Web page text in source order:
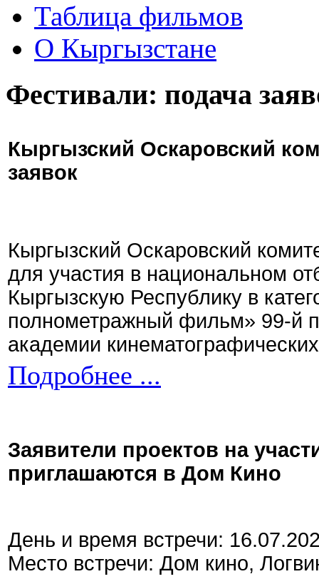
Таблица фильмов
О Кыргызстане
Фестивали: подача
Кыргызский Оскаровский
заявок
Кыргызский Оскаровский
для участия в национальном
Кыргызскую Республику в
полнометражный фильм» 99-й
академии
Подробнее ...
Заявители проектов на
приглашаются в Дом Кино
День и время встречи:
Место встречи: Дом кино,